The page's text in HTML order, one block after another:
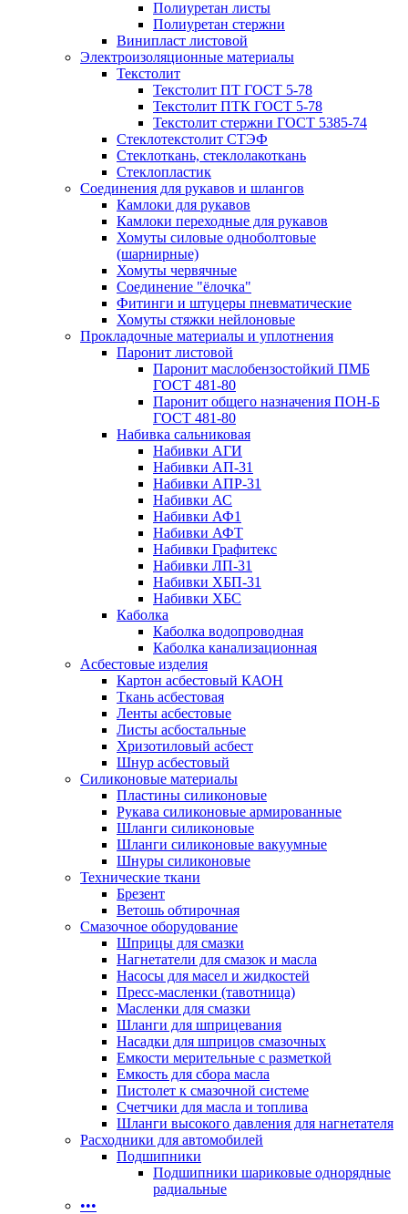
Полиуретан листы
Полиуретан стержни
Винипласт листовой
Электроизоляционные материалы
Текстолит
Текстолит ПТ ГОСТ 5-78
Текстолит ПТК ГОСТ 5-78
Текстолит стержни ГОСТ 5385-74
Стеклотекстолит СТЭФ
Стеклоткань, стеклолакоткань
Стеклопластик
Соединения для рукавов и шлангов
Камлоки для рукавов
Камлоки переходные для рукавов
Хомуты силовые одноболтовые
(шарнирные)
Хомуты червячные
Соединение "ёлочка"
Фитинги и штуцеры пневматические
Хомуты стяжки нейлоновые
Прокладочные материалы и уплотнения
Паронит листовой
Паронит маслобензостойкий ПМБ
ГОСТ 481-80
Паронит общего назначения ПОН-Б
ГОСТ 481-80
Набивка сальниковая
Набивки АГИ
Набивки АП-31
Набивки АПР-31
Набивки АС
Набивки АФ1
Набивки АФТ
Набивки Графитекс
Набивки ЛП-31
Набивки ХБП-31
Набивки ХБС
Каболка
Каболка водопроводная
Каболка канализационная
Асбестовые изделия
Картон асбестовый КАОН
Ткань асбестовая
Ленты асбестовые
Листы асбостальные
Хризотиловый асбеcт
Шнур асбестовый
Силиконовые материалы
Пластины силиконовые
Рукава силиконовые армированные
Шланги силиконовые
Шланги силиконовые вакуумные
Шнуры силиконовые
Технические ткани
Брезент
Ветошь обтирочная
Смазочное оборудование
Шприцы для смазки
Нагнетатели для смазок и масла
Насосы для масел и жидкостей
Пресс-масленки (тавотница)
Масленки для смазки
Шланги для шприцевания
Насадки для шприцов смазочных
Емкости мерительные с разметкой
Емкость для сбора масла
Пистолет к смазочной системе
Счетчики для масла и топлива
Шланги высокого давления для нагнетателя
Расходники для автомобилей
Подшипники
Подшипники шариковые однорядные
радиальные
•••